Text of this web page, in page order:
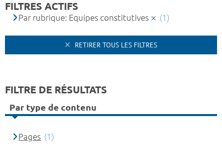
FILTRES ACTIFS
Par rubrique: Equipes constitutives (1)
RETIRER TOUS LES FILTRES
FILTRE DE RÉSULTATS
Par type de contenu
Pages (1)